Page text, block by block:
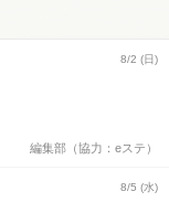
8/2 (日)
編集部（協力：eステ）
8/5 (水)